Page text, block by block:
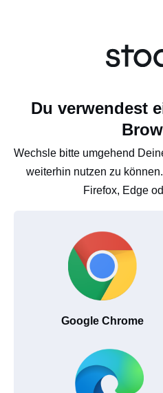
Du verwendest
Wechsle bitte umgehend
weiterhin nutzen zu
Firefox, Edge
Google Chrome